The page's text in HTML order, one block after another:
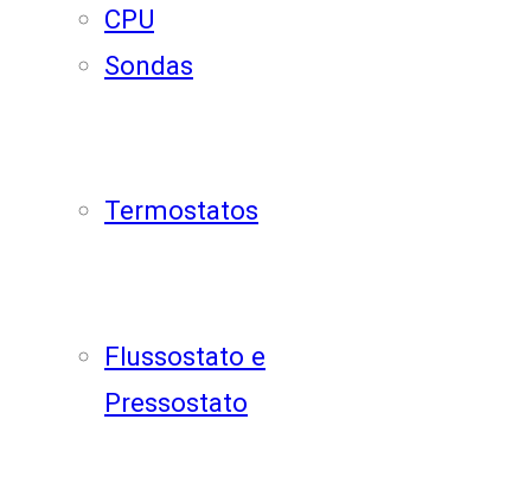
CPU
Sondas
Termostatos
Flussostato e
Pressostato